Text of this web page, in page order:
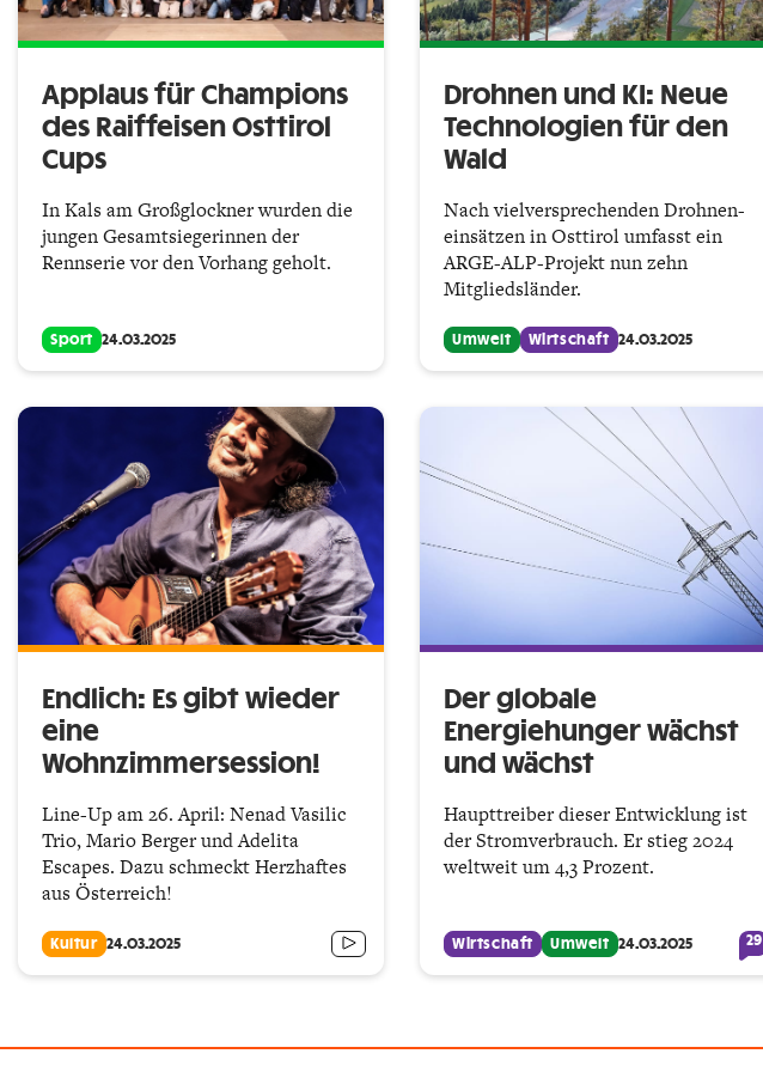
Applaus für Champions
des Raiffeisen Osttirol
Cups
In Kals am Großglockner wurden die
jungen Gesamtsiegerinnen der
Rennserie vor den Vorhang geholt.
Sport 24.03.2025
Drohnen und KI: Neue
Technologien für den
Wald
Nach vielversprechenden Drohnen­
einsätzen in Osttirol umfasst ein
ARGE-ALP-Projekt nun zehn
Mitgliedsländer.
Umwelt Wirtschaft 24.03.2025
Endlich: Es gibt wieder
eine
Wohnzimmersession!
Line-Up am 26. April: Nenad Vasilic
Trio, Mario Berger und Adelita
Escapes. Dazu schmeckt Herzhaftes
aus Österreich!
Kultur 24.03.2025
Der globale
Energiehunger wächst
und wächst
Haupttreiber dieser Entwicklung ist
der Stromverbrauch. Er stieg 2024
weltweit um 4,3 Prozent.
Wirtschaft Umwelt 24.03.2025 29